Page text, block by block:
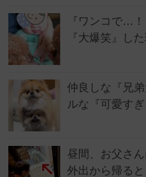
『ワンコで…
『大爆笑』し
仲良しな『兄
ルな『可愛す
昼間、お父さ
外出から帰る